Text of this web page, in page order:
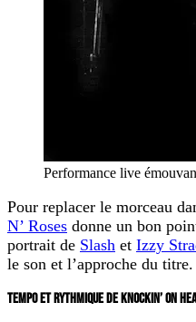
Performance live
Pour replacer le morceau
N’ Roses donne un bon
portrait de Slash et Izzy
le son et l’approche du titre.
TEMPO ET RYTHMIQUE DE KNOCKIN’ ON